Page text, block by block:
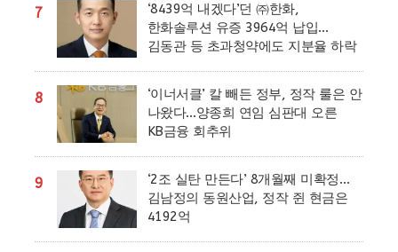
7
‘8439억 내겠다’던 ㈜한화,
한화솔루션 유증 3964억 납입…
김동관 등 초과청약에도 지분율 하락
8
‘이너서클’ 칼 빼든 정부, 정작 룰은 안
나왔다…양종희 연임 심판대 오른
KB금융 회추위
9
‘2조 실탄 만든다’ 8개월째 미확정…
김남정의 동원산업, 정작 쥔 현금은
4192억